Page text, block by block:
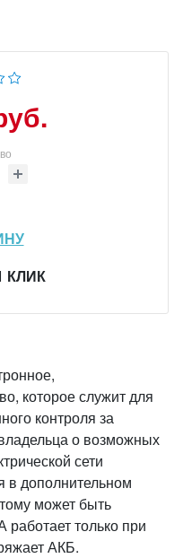
КЛИК
которое служит для
контроля за
о возможных
сети
в дополнительном
может быть
работает только при
АКБ.